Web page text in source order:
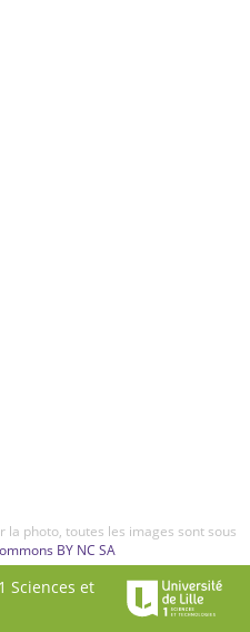
photo, toutes les images sont sous
BY NC SA
Sciences et